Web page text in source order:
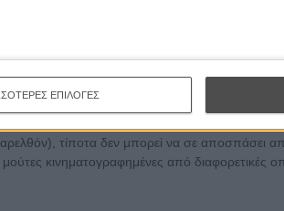
ΕΠΙΛΟΓΕΣ
Ναιτ Σιάμαλαν δεν δείχνει να έχει την ελάχιστη
όλο το φιλμ σε μια βαριά και ασήκωτη
για το «2001: Η Οδύσσεια του Διαστήματος»,
όλο αυτό που εκτυλίσσεται
πείσει πως μπορεί να είναι και ένας
τίποτα δεν μπορεί να σε αποσπάσει
κινηματογραφημένες από διαφορετικές